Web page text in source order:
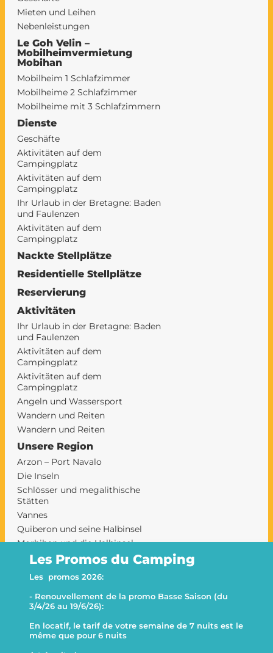
Les Promos du Camping
Les promos 2026:
- Renouvellement de la promo Basse Saison (du
3/4/26 au 19/6/26):
En locatif, le tarif de votre semaine de 7 nuits est le
même que pour 6 nuits
Mieten und Leihen
Nebenleistungen
Le Goh Velin –
Mobilheimvermietung
Mobihan
Mobilheim 1 Schlafzimmer
Mobilheime 2 Schlafzimmer
Mobilheime mit 3 Schlafzimmern
Dienste
Geschäfte
Aktivitäten auf dem
Campingplatz
Aktivitäten auf dem
Campingplatz
Ihr Urlaub in der Bretagne: Baden
und Faulenzen
Aktivitäten auf dem
Campingplatz
Nackte Stellplätze
Residentielle Stellplätze
Reservierung
Aktivitäten
Ihr Urlaub in der Bretagne: Baden
und Faulenzen
Aktivitäten auf dem
Campingplatz
Aktivitäten auf dem
Campingplatz
Angeln und Wassersport
Wandern und Reiten
Wandern und Reiten
Unsere Region
Arzon – Port Navalo
Die Inseln
Schlösser und megalithische
Stätten
Vannes
Quiberon und seine Halbinsel
Morbihan und die Halbinsel
Rhuys auf einem Campingplatz
camping sarzeau
Le Goh Velin
This website uses cookies
This website uses cookies to improve user experience. By
using our website you consent to all cookies in accordance with
our Cookie Policy.